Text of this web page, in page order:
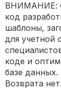
ВНИМАНИЕ:
код
шаблоны,
для учетной
коде и
базе данных.
Возврата